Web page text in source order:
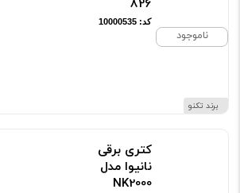
ناموجود
برند تکنو
826
کد: 10000535
کتری برقی
نانیوا مدل
NK2000